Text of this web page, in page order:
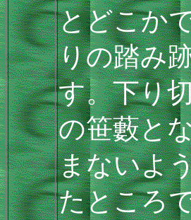
とどこか
りの踏み
す。下り
の笹藪と
まないよ
たところ